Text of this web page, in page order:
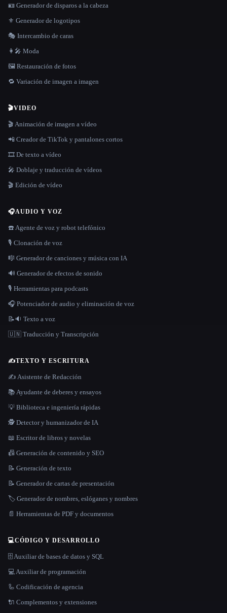
🪪 Generador de disparos a la cabeza
⚜️ Generador de logotipos
🎭 Intercambio de caras
👩‍🎤 Moda
🖼️ Restauración de fotos
🔁 Variación de imagen a imagen
🎬VIDEO
🎬 Animación de imagen a vídeo
📲 Creador de TikTok y pantalones cortos
🎞️ De texto a vídeo
🎤 Doblaje y traducción de vídeos
🎬 Edición de vídeo
🎧AUDIO Y VOZ
☎️ Agente de voz y robot telefónico
🎙️ Clonación de voz
🎼 Generador de canciones y música con IA
🔊 Generador de efectos de sonido
🎙️ Herramientas para podcasts
🎧 Potenciador de audio y eliminación de voz
📝🔉 Texto a voz
🇺🇳 Traducción y Transcripción
✍️TEXTO Y ESCRITURA
✍️ Asistente de Redacción
📚 Ayudante de deberes y ensayos
💡 Biblioteca e ingeniería rápidas
🕵️ Detector y humanizador de IA
📖 Escritor de libros y novelas
📠 Generación de contenido y SEO
📝 Generación de texto
📝 Generador de cartas de presentación
🏷️ Generador de nombres, eslóganes y nombres
📄 Herramientas de PDF y documentos
💻CÓDIGO Y DESARROLLO
🗄️ Auxiliar de bases de datos y SQL
💻 Auxiliar de programación
🦾 Codificación de agencia
🔌 Complementos y extensiones